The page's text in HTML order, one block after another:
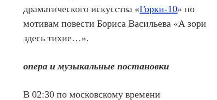
драматического искусства «Горки-10» по
мотивам повести Бориса Васильева «А зори
здесь тихие…».
опера и музыкальные постановки
В 02:30 по московскому времени